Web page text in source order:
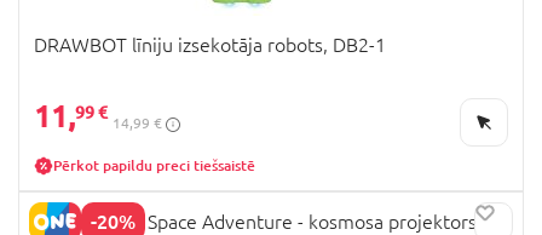
DRAWBOT līniju izsekotāja robots, DB2-1
11,99 €
14,99 €
Pērkot papildu preci tiešsaistē
-20%
TRENDHAUS Space Adventure - kosmosa projektors,